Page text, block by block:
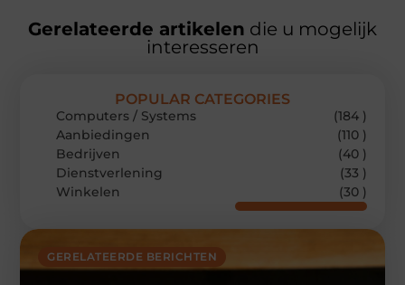
Gerelateerde artikelen die u mogelijk
interesseren
GERELATEERDE BERICHTEN
POPULAR CATEGORIES
Computers / Systems
(184 )
Aanbiedingen
(110 )
Bedrijven
(40 )
Dienstverlening
(33 )
Winkelen
(30 )